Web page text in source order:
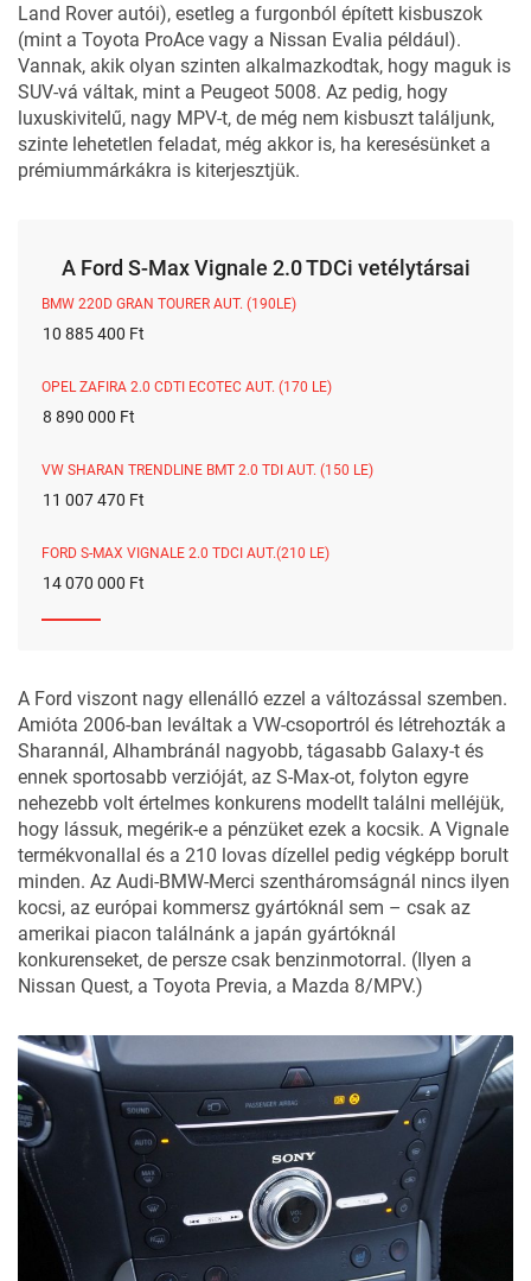
Land Rover autói), esetleg a furgonból épített kisbuszok
(mint a Toyota ProAce vagy a Nissan Evalia például).
Vannak, akik olyan szinten alkalmazkodtak, hogy maguk is
SUV-vá váltak, mint a Peugeot 5008. Az pedig, hogy
luxuskivitelű, nagy MPV-t, de még nem kisbuszt találjunk,
szinte lehetetlen feladat, még akkor is, ha keresésünket a
prémiummárkákra is kiterjesztjük.
A Ford S-Max Vignale 2.0 TDCi vetélytársai
BMW 220D GRAN TOURER AUT. (190LE)
10 885 400 Ft
OPEL ZAFIRA 2.0 CDTI ECOTEC AUT. (170 LE)
8 890 000 Ft
VW SHARAN TRENDLINE BMT 2.0 TDI AUT. (150 LE)
11 007 470 Ft
FORD S-MAX VIGNALE 2.0 TDCI AUT.(210 LE)
14 070 000 Ft
A Ford viszont nagy ellenálló ezzel a változással szemben.
Amióta 2006-ban leváltak a VW-csoportról és létrehozták a
Sharannál, Alhambránál nagyobb, tágasabb Galaxy-t és
ennek sportosabb verzióját, az S-Max-ot, folyton egyre
nehezebb volt értelmes konkurens modellt találni melléjük,
hogy lássuk, megérik-e a pénzüket ezek a kocsik. A Vignale
termékvonallal és a 210 lovas dízellel pedig végképp borult
minden. Az Audi-BMW-Merci szentháromságnál nincs ilyen
kocsi, az európai kommersz gyártóknál sem – csak az
amerikai piacon találnánk a japán gyártóknál
konkurenseket, de persze csak benzinmotorral. (Ilyen a
Nissan Quest, a Toyota Previa, a Mazda 8/MPV.)